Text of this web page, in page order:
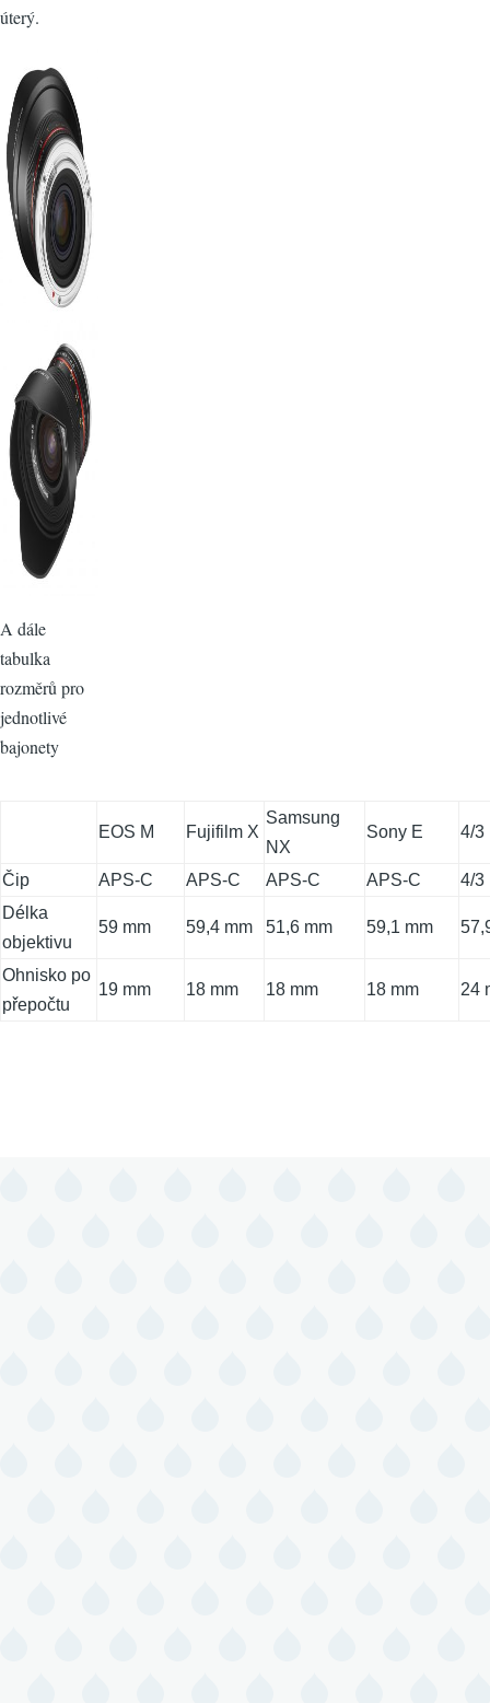
úterý.
A dále
tabulka
rozměrů pro
jednotlivé
bajonety
EOS M Fujifilm X
Samsung
NX
Sony E 4/3
Čip APS-C APS-C APS-C APS-C
4/3
Délka
objektivu
59 mm 59,4 mm 51,6 mm 59,1 mm
Ohnisko po
přepočtu
19 mm 18 mm 18 mm 18 mm 24